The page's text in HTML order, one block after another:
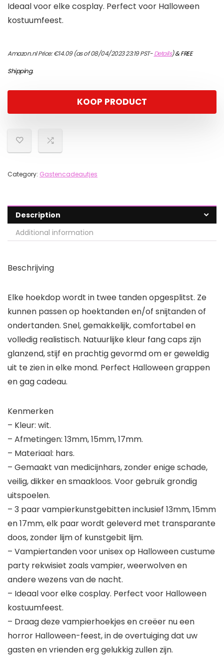
Ideaal voor elke cosplay. Perfect voor Halloween
kostuumfeest.
Amazon.nl Price:€14.09(as of 08/04/2023 23:19 PST-Details)&FREE
Shipping.
KOOP PRODUCT
Category: Gastencadeautjes
Description
Additional information
Beschrijving
Elke hoekdop wordt in twee tanden opgesplitst. Ze
kunnen passen op hoektanden en/of snijtanden of
ondertanden. Snel, gemakkelijk, comfortabel en
volledig realistisch. Natuurlijke kleur fang caps zijn
glanzend, stijf en prachtig gevormd om er geweldig
uit te zien in elke mond. Perfect Halloween grappen
en gag cadeau.
Kenmerken
– Kleur: wit.
– Afmetingen: 13mm, 15mm, 17mm.
– Materiaal: hars.
– Gemaakt van medicijnhars, zonder enige schade,
veilig, dikker en smaakloos. Voor gebruik grondig
uitspoelen.
– 3 paar vampierkunstgebitten inclusief 13mm, 15mm
en 17mm, elk paar wordt geleverd met transparante
doos, zonder lijm of kunstgebit lijm.
– Vampiertanden voor unisex op Halloween custume
party rekwisiet zoals vampier, weerwolven en
andere wezens van de nacht.
– Ideaal voor elke cosplay. Perfect voor Halloween
kostuumfeest.
– Draag deze vampierhoekjes en creëer nu een
horror Halloween-feest, in de overtuiging dat uw
gasten en vrienden erg gelukkig zullen zijn.